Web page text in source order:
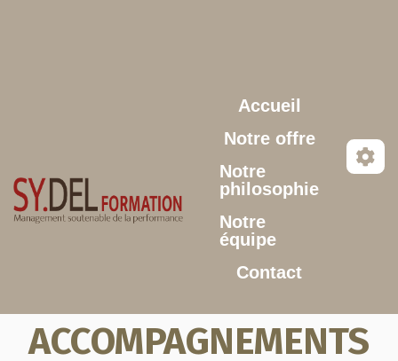
Accueil
Notre offre
Notre
philosophie
Notre
équipe
Contact
ACCOMPAGNEMENTS